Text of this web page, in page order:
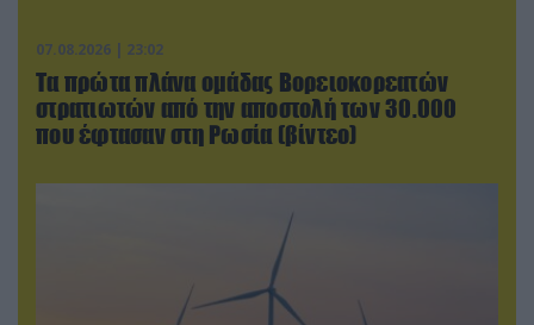
07.08.2026 | 23:02
Τα πρώτα πλάνα ομάδας Βορειοκορεατών
στρατιωτών από την αποστολή των 30.000
που έφτασαν στη Ρωσία (βίντεο)